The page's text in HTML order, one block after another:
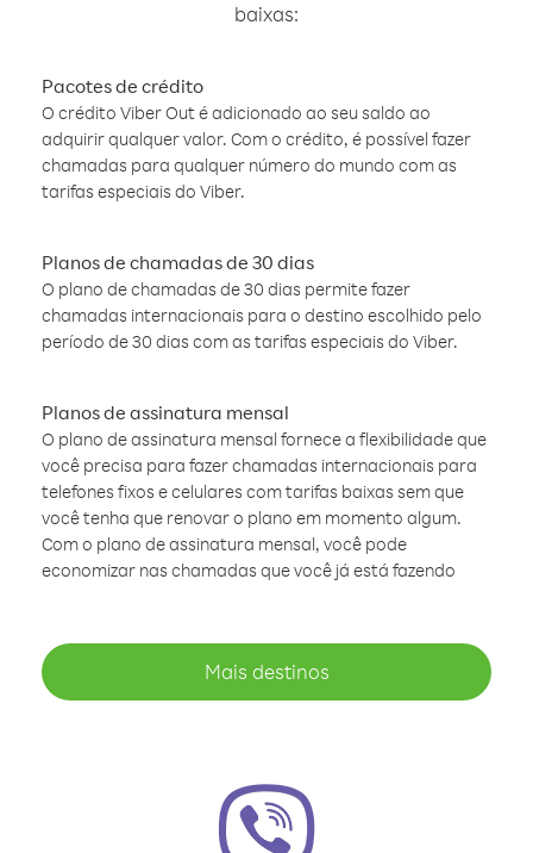
baixas:
Pacotes de crédito
O crédito Viber Out é adicionado ao seu saldo ao
adquirir qualquer valor. Com o crédito, é possível fazer
chamadas para qualquer número do mundo com as
tarifas especiais do Viber.
Planos de chamadas de 30 dias
O plano de chamadas de 30 dias permite fazer
chamadas internacionais para o destino escolhido pelo
período de 30 dias com as tarifas especiais do Viber.
Planos de assinatura mensal
O plano de assinatura mensal fornece a flexibilidade que
você precisa para fazer chamadas internacionais para
telefones fixos e celulares com tarifas baixas sem que
você tenha que renovar o plano em momento algum.
Com o plano de assinatura mensal, você pode
economizar nas chamadas que você já está fazendo
Mais destinos